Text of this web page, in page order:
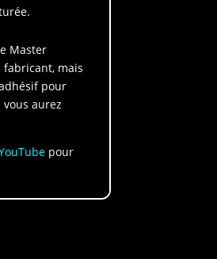
Master
fabricant, mais
pour
aurez
pour